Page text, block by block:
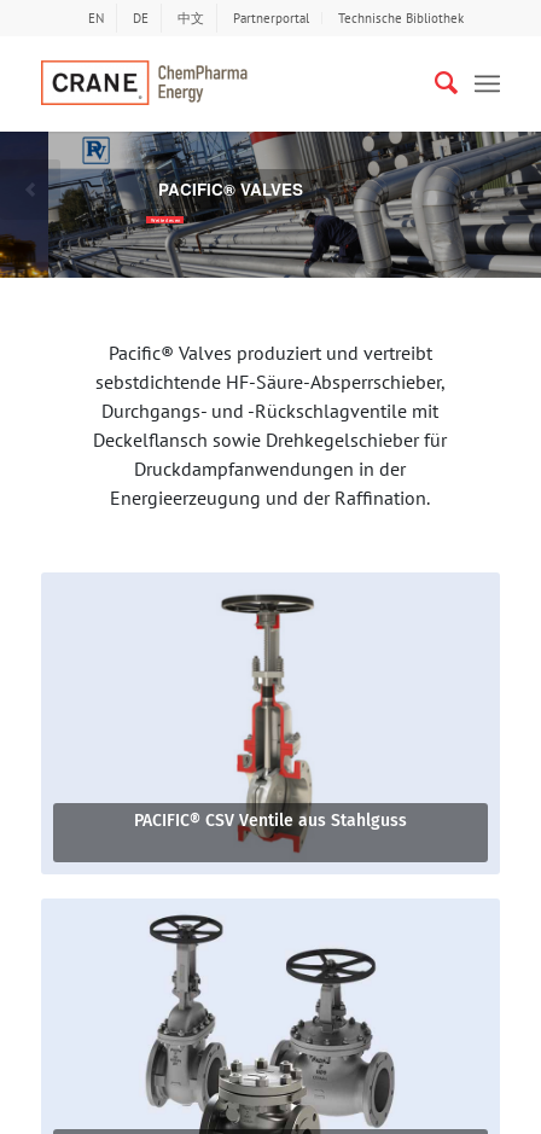
EN DE 中文 Partnerportal Technische Bibliothek
PACIFIC® VALVES
Weiterlesen
Bisherige
Pacific® Valves produziert und vertreibt
sebstdichtende HF-Säure-Absperrschieber,
Durchgangs- und -Rückschlagventile mit
Deckelflansch sowie Drehkegelschieber für
Druckdampfanwendungen in der
Energieerzeugung und der Raffination.
PACIFIC® CSV Ventile aus Stahlguss